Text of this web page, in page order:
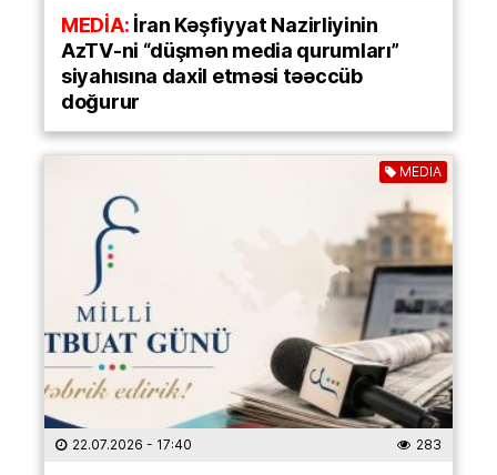
MEDİA:İran Kəşfiyyat Nazirliyinin
AzTV-ni “düşmən media qurumları”
siyahısına daxil etməsi təəccüb
doğurur
MEDİA
22.07.2026 - 17:40 283